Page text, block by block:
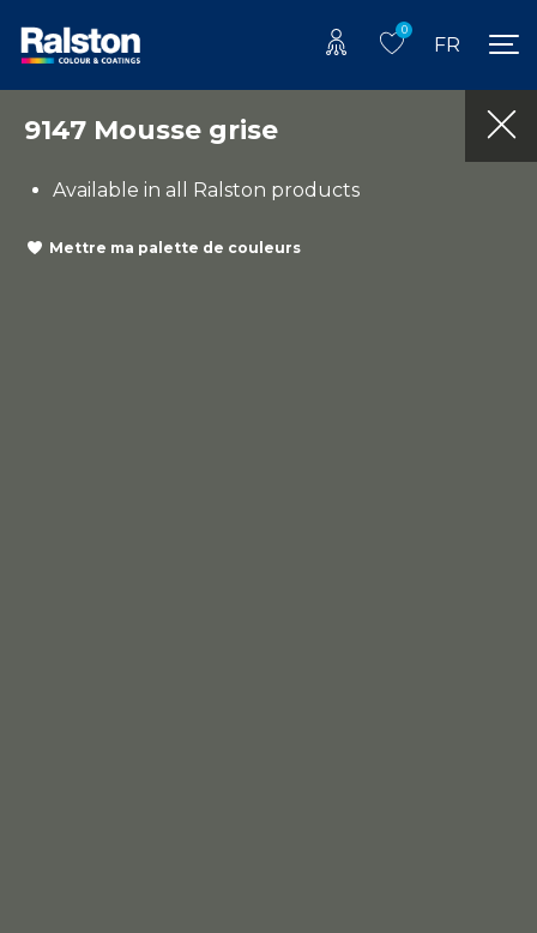
0
FR
9147 Mousse grise
Available in all Ralston products
Mettre ma palette de couleurs